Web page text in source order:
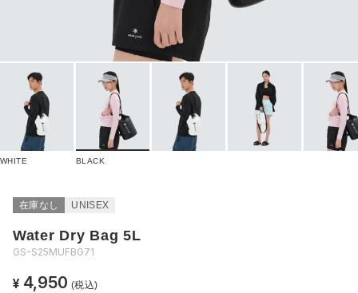
WHITE BLACK
在庫なし UNISEX
Water Dry Bag 5L
GS-S25MUFBG71
¥ 4,950 (税込)